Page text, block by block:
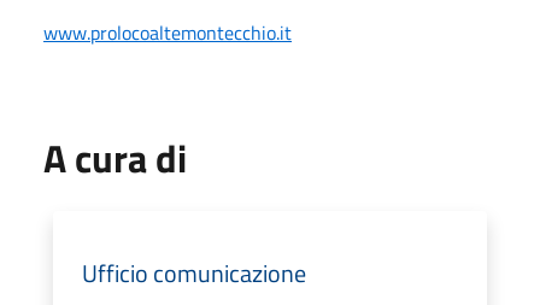
www.prolocoaltemontecchio.it
A cura di
Ufficio comunicazione